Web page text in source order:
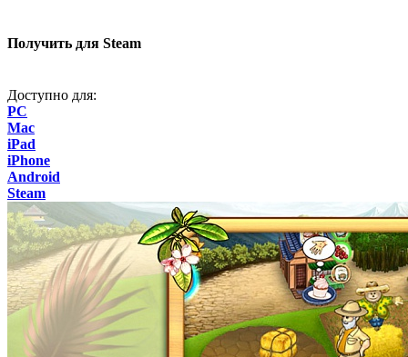
Получить для Steam
Доступно для:
PC
Mac
iPad
iPhone
Android
Steam